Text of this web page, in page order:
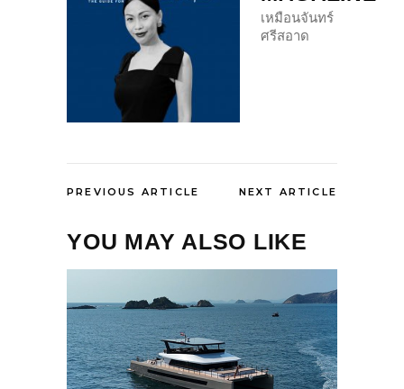
เหมือนจันทร์
ศรีสอาด
PREVIOUS ARTICLE NEXT ARTICLE
YOU MAY ALSO LIKE